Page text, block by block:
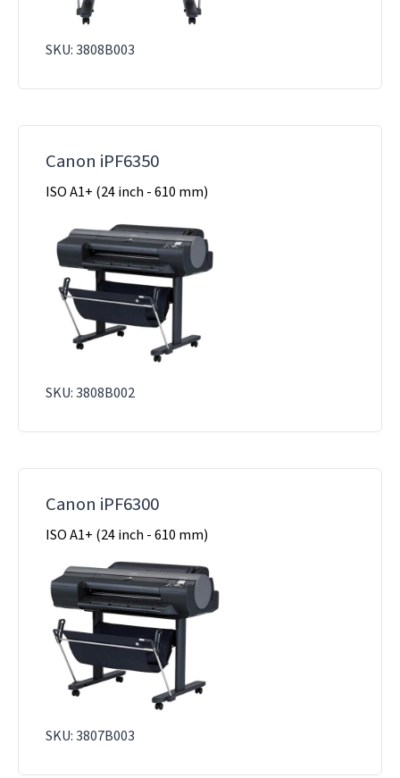
SKU: 3808B003
Canon iPF6350
ISO A1+ (24 inch - 610 mm)
SKU: 3808B002
Canon iPF6300
ISO A1+ (24 inch - 610 mm)
SKU: 3807B003